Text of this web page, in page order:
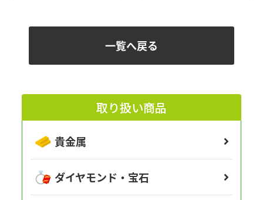
一覧へ戻る
取り扱い商品
貴金属
ダイヤモンド・宝石